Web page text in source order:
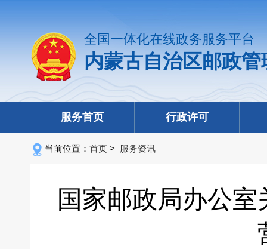
全国一体化在线政务服务平台
内蒙古自治区邮政
服务首页 行政许可
当前位置： 首页 > 服务资讯
国家邮政局办公